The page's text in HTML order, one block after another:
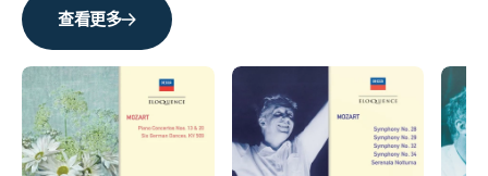
(日
本
壓
碟)
的
數
壓
碟)
的
數
查看更多